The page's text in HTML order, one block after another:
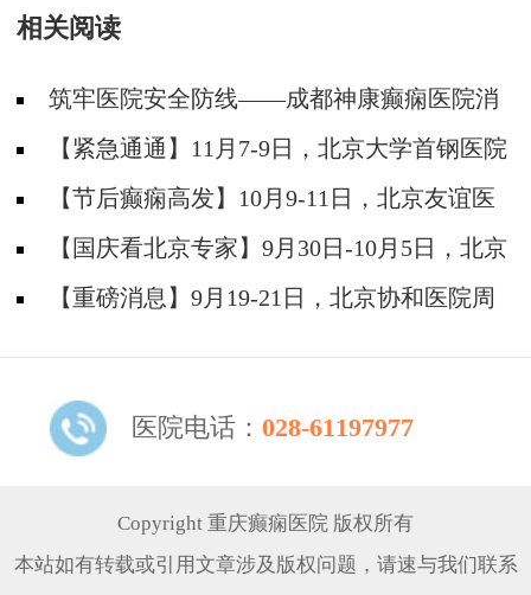
相关阅读
筑牢医院安全防线——成都神康癫痫医院消
防安全培训纪实
【紧急通通】11月7-9日，北京大学首钢医院
神经内科胡颖教授亲临成都会诊，破解癫痫疑难
【节后癫痫高发】10月9-11日，北京友谊医
院陈葵博士免费会诊+治疗援助，破解癫痫难
题！
【国庆看北京专家】9月30日-10月5日，北京
天坛&首钢医院两大专家蓉城亲诊+癫痫大额救
【重磅消息】9月19-21日，北京协和医院周
线！
医院电话： 028-61197977
Copyright 重庆癫痫医院 版权所有
本站如有转载或引用文章涉及版权问题，请速与我们联系